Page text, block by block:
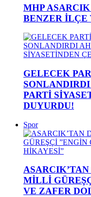
MHP
BENZER
GELECEK
PARTİ
DUYURDU!
Spor
MİLLİ
VE ZAFER